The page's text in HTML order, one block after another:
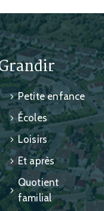
Petite enfance
Écoles
Loisirs
Et après
Quotient
familial